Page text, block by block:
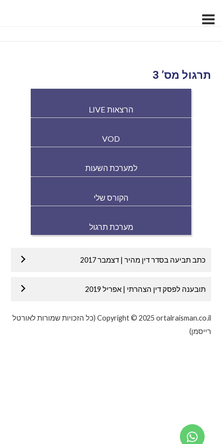
תרגול מס’ 3
הרצאות LIVE
VOD
למערכת השעות
הקורס שלי
מערכת תרגול
כתב תביעה בסדר דין מהיר | דצמבר 2017
תובענה לפסק דין הצהרתי | אפריל 2019
Copyright © 2025 ortalraisman.co.il (כל הזכויות שמורות לאורטל
רייסמן)